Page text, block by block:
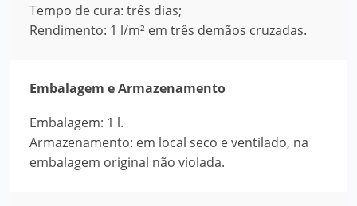
Tempo de cura: três dias;
Rendimento: 1 l/m² em três demãos cruzadas.
Embalagem e Armazenamento
Embalagem: 1 l.
Armazenamento: em local seco e ventilado, na
embalagem original não violada.